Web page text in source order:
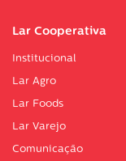
Lar Cooperativa
Institucional
Lar Agro
Lar Foods
Lar Varejo
Comunicação